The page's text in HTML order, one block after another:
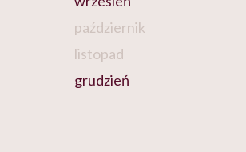
październik
listopad
grudzień